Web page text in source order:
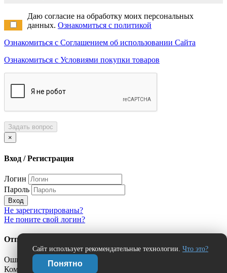
Сайт использует рекомендательные технологии. Что это?
Понятно
Даю согласие на обработку моих персональных
данных. Ознакомиться с политикой
Ознакомиться с Соглашением об использовании Сайта
Ознакомиться с Условиями покупки товаров
Задать вопрос
×
Вход / Регистрация
Логин
Пароль
Вход
Не зарегистрированы?
Не поните свой логин?
Отправить сообщение об ошибке?
Ошибка:
Комментарий (дополнительно)